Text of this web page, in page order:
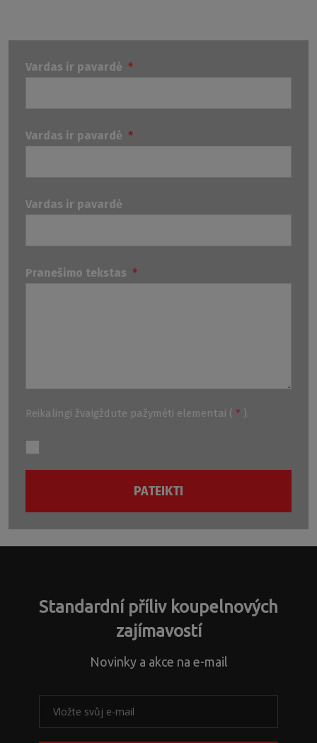
Vardas ir pavardė *
Vardas ir pavardė *
Vardas ir pavardė
Pranešimo tekstas *
Reikalingi žvaigždute pažymėti elementai ( * ).
PATEIKTI
formą.
Standardní příliv koupelnových
zajímavostí
Novinky a akce na e-mail